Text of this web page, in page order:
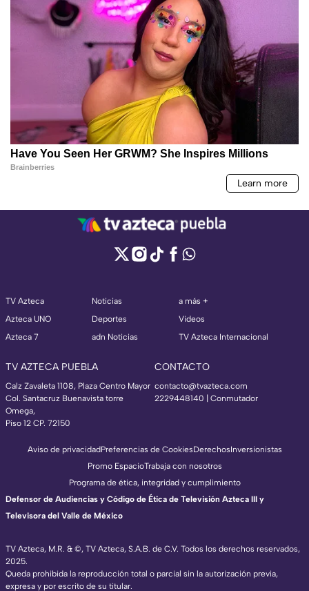
TV Azteca
Azteca UNO
Azteca 7
Noticias
Deportes
adn Noticias
a más +
Videos
TV Azteca Internacional
TV AZTECA PUEBLA
Calz Zavaleta 1108, Plaza Centro Mayor
Col. Santacruz Buenavista torre
Omega,
Piso 12 CP. 72150
CONTACTO
contacto@tvazteca.com
2229448140 | Conmutador
TV Azteca, M.R. & ©, TV Azteca, S.A.B. de C.V. Todos los derechos reservados,
2025.
Queda prohibida la reproducción total o parcial sin la autorización previa,
expresa y por escrito de su titular.
Aviso de privacidadPreferencias de CookiesDerechosInversionistas
Promo EspacioTrabaja con nosotros
Programa de ética, integridad y cumplimiento
Defensor de Audiencias y Código de Ética de Televisión Azteca III y
Televisora del Valle de México